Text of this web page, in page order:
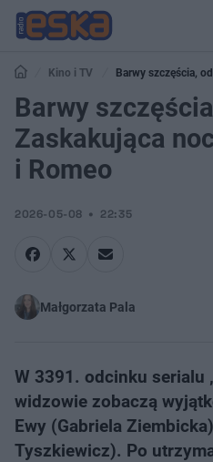
Kino i TV
Barwy szczęścia,
Ewy i Romeo
Barwy
Zaskakująca
i Romeo
2026-05-08 22:35
Małgorzata Pala
W 3391. odcinku serialu
widzowie zobaczą
Ewy (Gabriela
Tyszkiewicz). Po